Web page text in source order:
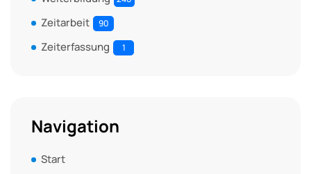
Zeitarbeit 90
Zeiterfassung 1
Navigation
Start